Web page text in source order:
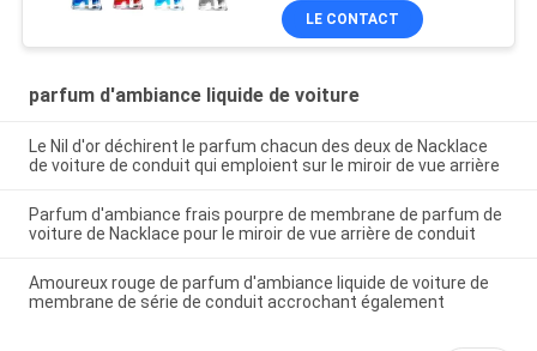
LE CONTACT
parfum d'ambiance liquide de voiture
Le Nil d'or déchirent le parfum chacun des deux de Nacklace
de voiture de conduit qui emploient sur le miroir de vue arrière
Parfum d'ambiance frais pourpre de membrane de parfum de
voiture de Nacklace pour le miroir de vue arrière de conduit
Amoureux rouge de parfum d'ambiance liquide de voiture de
membrane de série de conduit accrochant également